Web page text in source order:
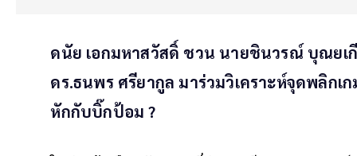
ดนัย เอกมหาสวัสดิ์ ชวน นายชินวรณ์ บุณย
ดร.ธนพร ศรียากูล มาร่วมวิเคราะห์จุดพลิกเ
หักกับบิ๊กป้อม ?